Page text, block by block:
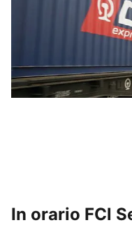
In orario FCl